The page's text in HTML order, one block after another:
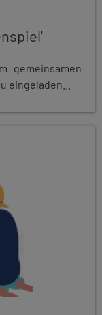
gemeinsamen
eingeladen...